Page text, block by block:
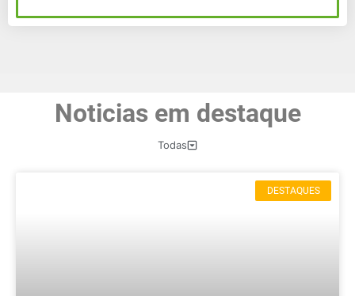
Noticias em destaque
Todas
DESTAQUES